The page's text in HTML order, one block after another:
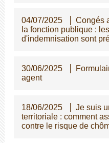
04/07/2025
Congés
la fonction publique :
d'indemnisation sont
30/06/2025
agent
18/06/2025
Je suis
territoriale : comment
contre le risque de